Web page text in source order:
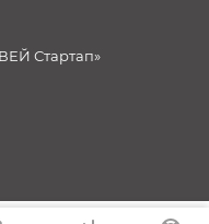
Стартап»